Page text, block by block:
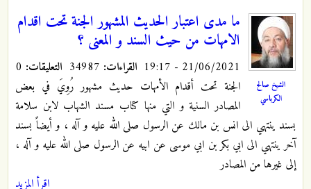
الشيخ صالح
الكرباسي
ما مدى اعتبار الحديث المشهور الجنة تحت اقدام
الامهات من حيث السند و المعنى ؟
21/06/2021 - 19:17 القراءات: التعليقات:
الجنة تحت أقدام الأمهات حديث مشهور رُوِيَ في بعض
المصادر السنية و التي منها كتاب مسند الشهاب لابن سلامة
بسند ينتهي الى انس بن مالك عن الرسول صلى الله عليه و آله ، و أيضاً بسند
آخر ينتهي الى ابي بكر بن ابي موسى عن ابيه عن الرسول صلى الله عليه و آله ،
إلى غيرها من المصادر
اقرأ المزيد